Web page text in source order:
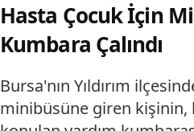
Hasta Çocuk İçin
Kumbara Çalındı
Bursa'nın Yıldırım
minibüsüne giren kişinin,